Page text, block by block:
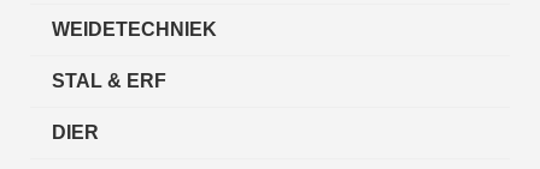
WEIDETECHNIEK
STAL & ERF
DIER